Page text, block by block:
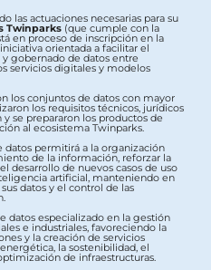
las actuaciones necesarias para su
Twinparks (que cumple con la
en proceso de inscripción en la
orientada a facilitar el
gobernado de datos entre
servicios digitales y modelos
los conjuntos de datos con mayor
los requisitos técnicos, jurídicos
se prepararon los productos de
al ecosistema Twinparks.
datos permitirá a la organización
de la información, reforzar la
desarrollo de nuevos casos de uso
artificial, manteniendo en
datos y el control de las
datos especializado en la gestión
e industriales, favoreciendo la
y la creación de servicios
la sostenibilidad, el
de infraestructuras.